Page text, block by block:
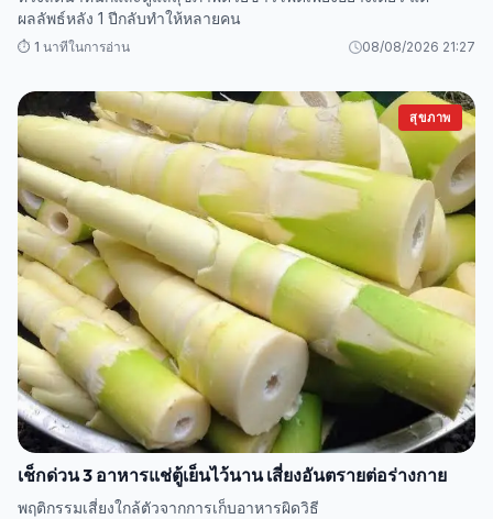
ผลลัพธ์หลัง 1 ปีกลับทำให้หลายคน
⏱️ 1 นาทีในการอ่าน 08/08/2026 21:27
สุขภาพ
เช็กด่วน 3 อาหารแช่ตู้เย็นไว้นาน เสี่ยงอันตรายต่อร่างกาย
พฤติกรรมเสี่ยงใกล้ตัวจากการเก็บอาหารผิดวิธี